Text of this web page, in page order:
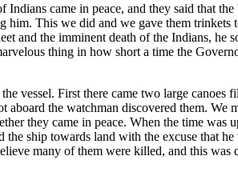
came in peace, and they said that
This we did and we gave them
and the imminent death of the Indians, he
thing in how short a time the
vessel. First there came two large canoes
the watchman discovered them. We
they came in peace. When the time was
ship towards land with the excuse that he
many of them were killed, and this